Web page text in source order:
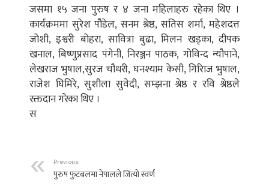
जसमा १५ जना पुरुष र ४ जना महिलाहरु रहेका थिए ।
कार्यक्रममा सुरेश पौडेल, सनम श्रेष्ठ, सतिस शर्मा, महेशदत्त
जोशी, इश्वरी बोहरा, सावित्रा बुढा, मिलन खड्का, दीपक
खनाल, बिष्णुप्रसाद पंगेनी, निरञ्जन पाठक, गोविन्द न्यौपाने,
लेखराज भुषाल,सुरज चौधरी, घनश्याम केसी, गिरिाज भुषाल,
राजेश घिमिरे, सुशीला सुवेदी, सम्झना श्रेष्ठ र रवि श्रेष्ठले
रक्तदान गरेका थिए ।
स
Previous:
पुरुष फुटबलमा नेपालले जित्यो स्वर्ण